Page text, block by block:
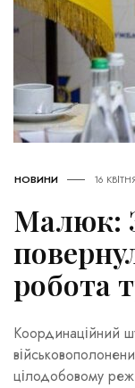
НОВИНИ 16
Малюк:
робота
Координаційний
цілодобовому